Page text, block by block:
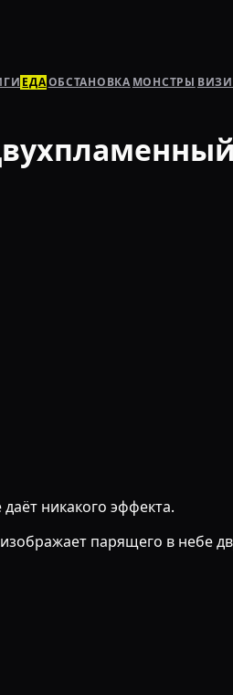
ЕДАОБСТАНОВКА МОНСТРЫ
никакого эффекта.
парящего в небе